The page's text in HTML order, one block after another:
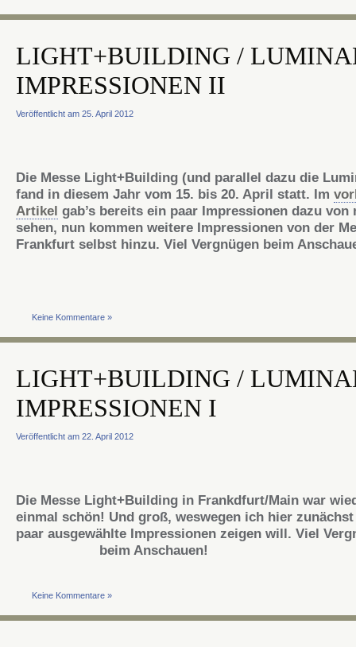
LIGHT+BUILDING /
IMPRESSIONEN II
Veröffentlicht am 25. April 2012
Die Messe Light+Building (und parallel dazu die
fand in diesem Jahr vom 15. bis 20. April statt. Im
Artikel gab’s bereits ein paar Impressionen dazu von
sehen, nun kommen weitere Impressionen von der
Frankfurt selbst hinzu. Viel Vergnügen beim
Keine Kommentare »
LIGHT+BUILDING /
IMPRESSIONEN I
Veröffentlicht am 22. April 2012
Die Messe Light+Building in Frankdfurt/Main war
einmal schön! Und groß, weswegen ich hier
paar ausgewählte Impressionen zeigen will. Viel
beim Anschauen!
Keine Kommentare »